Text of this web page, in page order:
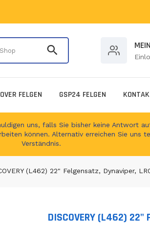
Durchsuchen Sie
FELGEN GSP24 FELGEN
uns, falls Sie bisher keine Antwort
können. Alternativ erreichen Sie uns
Verständnis.
(L462) 22" Felgensatz, Dynaviper,
DISCOVERY (L462)
Translation missing: